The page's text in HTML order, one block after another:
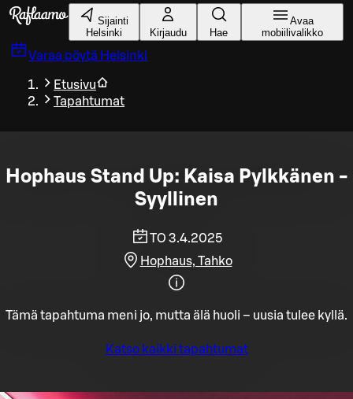
Siirry pääsisältöön
Sijainti
Helsinki
Kirjaudu Hae
Avaa
mobiilivalikko
Varaa pöytä Helsinki
Etusivu
Tapahtumat
Hophaus Stand Up: Kaisa Pylkkänen -
Syyllinen
TO 3.4.2025
Hophaus, Tahko
Tämä tapahtuma meni jo, mutta älä huoli – uusia tulee kyllä.
Katso kaikki tapahtumat